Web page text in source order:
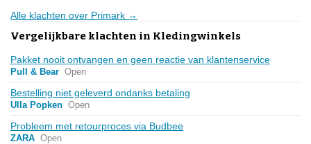
Alle klachten over Primark →
Vergelijkbare klachten in Kledingwinkels
Pakket nooit ontvangen en geen reactie van klantenservice
Pull & Bear Open
Bestelling niet geleverd ondanks betaling
Ulla Popken Open
Probleem met retourproces via Budbee
ZARA Open